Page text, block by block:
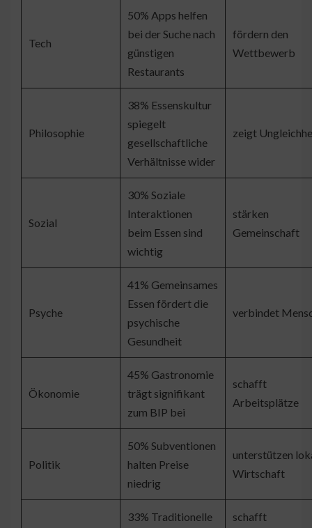
Tech
50% Apps helfen
bei der Suche nach
günstigen
Restaurants
fördern den
Wettbewerb
Philosophie
38% Essenskultur
spiegelt
gesellschaftliche
Verhältnisse wider
zeigt
Sozial
30% Soziale
Interaktionen
beim Essen sind
wichtig
stärken
Gemeinschaft
Psyche
41% Gemeinsames
Essen fördert die
psychische
Gesundheit
verbindet
Ökonomie
45% Gastronomie
trägt signifikant
zum BIP bei
schafft
Arbeitsplätze
Politik
50% Subventionen
halten Preise
niedrig
unterstützen
Wirtschaft
33% Traditionelle
schafft